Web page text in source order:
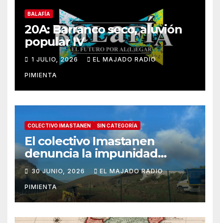
BALAFÍA
20A: Barranco seco, aluvión
popular IV
1 JULIO, 2026 EL MAJADO RADIO
PIMIENTA
COLECTIVO IMASTANEN SIN CATEGORÍA
El colectivo Imastanen
denuncia la impunidad
urbanística en Arona: las
obras ilegales en suelo
rústico ya denunciadas en
marzo prosiguen ante la
inoperancia institucional
30 JUNIO, 2026 EL MAJADO RADIO
PIMIENTA